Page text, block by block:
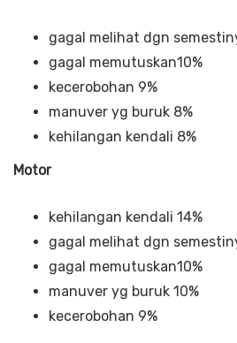
gagal melihat dgn
gagal memutuskan10%
kecerobohan 9%
manuver yg buruk 8%
kehilangan kendali 8%
Motor
kehilangan kendali 14%
gagal melihat dgn
gagal memutuskan10%
manuver yg buruk 10%
kecerobohan 9%